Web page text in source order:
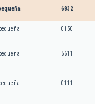
6832
0150
5611
0111